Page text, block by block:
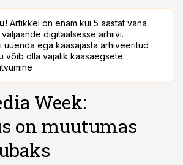
Artikkel on enam kui 5 aastat vana
digitaalsesse arhiivi.
uuenda ega kaasajasta arhiveeritud
võib olla vajalik kaasaegsete
Week:
on muutumas